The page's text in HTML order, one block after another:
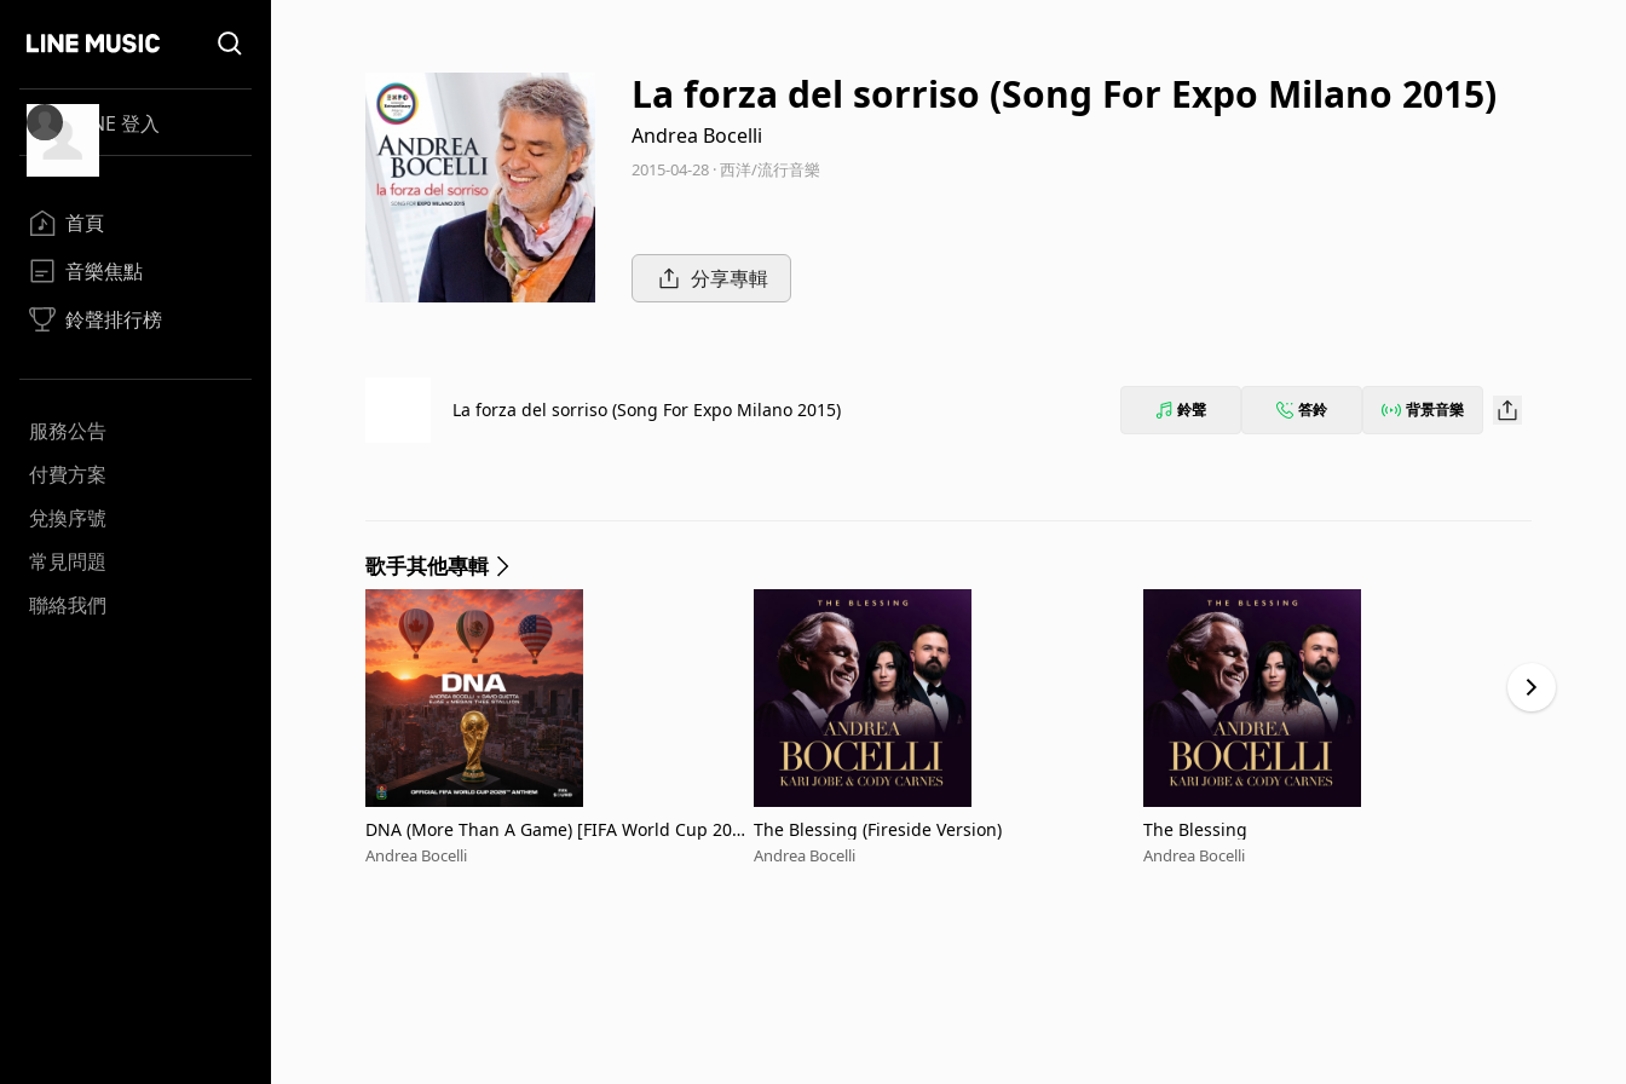
LINE 登入
首頁
音樂焦點
鈴聲排行榜
服務公告
付費方案
兌換序號
常見問題
聯絡我們
La forza del sorriso (Song For Expo Milano 2015)
Andrea Bocelli
2015-04-28 · 西洋/流行音樂
分享專輯
La forza del sorriso (Song For Expo Milano 2015) 鈴聲 答鈴 背景音樂
歌手其他專輯
DNA (More Than A Game) [FIFA World Cup 2026
™]
Andrea Bocelli
The Blessing (Fireside Version)
Andrea Bocelli
The Blessing
Andrea Bocelli